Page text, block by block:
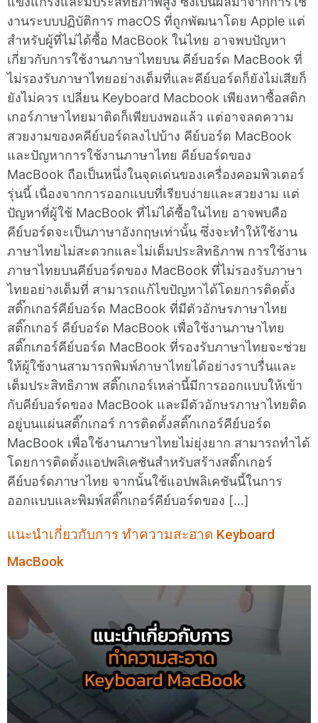
งานระบบปฏิบัติการ macOS ที่ถูกพัฒนาโดย Apple แต่
สำหรับผู้ที่ไม่ได้ซื้อ MacBook ในไทย อาจพบปัญหา
เกี่ยวกับการใช้งานภาษาไทยบน คีย์บอร์ด MacBook ที่
ไม่รองรับภาษาไทยอย่างเต็มที่และคีย์บอร์ดก็ยังไม่เสียก็
ยังไม่ควร เปลี่ยน Keyboard Macbook เพียงหาซื้อสติก
เกอร์ภาษาไทยมาติดก็เพียบงพอแล้ว แต่อาจลดความ
สวยงามของคคีย์บอร์ดลงไปบ้าง คีย์บอร์ด MacBook
และปัญหาการใช้งานภาษาไทย คีย์บอร์ดของ
MacBook ถือเป็นหนึ่งในจุดเด่นของเครื่องคอมพิวเตอร์
รุ่นนี้ เนื่องจากการออกแบบที่เรียบง่ายและสวยงาม แต่
ปัญหาที่ผู้ใช้ MacBook ที่ไม่ได้ซื้อในไทย อาจพบคือ
คีย์บอร์ดจะเป็นภาษาอังกฤษเท่านั้น ซึ่งจะทำให้ใช้งาน
ภาษาไทยไม่สะดวกและไม่เต็มประสิทธิภาพ การใช้งาน
ภาษาไทยบนคีย์บอร์ดของ MacBook ที่ไม่รองรับภาษา
ไทยอย่างเต็มที่ สามารถแก้ไขปัญหาได้โดยการติดตั้ง
สติ๊กเกอร์คีย์บอร์ด MacBook ที่มีตัวอักษรภาษาไทย
สติ๊กเกอร์ คีย์บอร์ด MacBook เพื่อใช้งานภาษาไทย
สติ๊กเกอร์คีย์บอร์ด MacBook ที่รองรับภาษาไทยจะช่วย
ให้ผู้ใช้งานสามารถพิมพ์ภาษาไทยได้อย่างราบรื่นและ
เต็มประสิทธิภาพ สติ๊กเกอร์เหล่านี้มีการออกแบบให้เข้า
กับคีย์บอร์ดของ MacBook และมีตัวอักษรภาษาไทยติด
อยู่บนแผ่นสติ๊กเกอร์ การติดตั้งสติ๊กเกอร์คีย์บอร์ด
MacBook เพื่อใช้งานภาษาไทยไม่ยุ่งยาก สามารถทำได้
โดยการติดตั้งแอปพลิเคชันสำหรับสร้างสติ๊กเกอร์
คีย์บอร์ดภาษาไทย จากนั้นใช้แอปพลิเคชันนี้ในการ
ออกแบบและพิมพ์สติ๊กเกอร์คีย์บอร์ดของ […]
แนะนำเกี่ยวกับการ ทำความสะอาด Keyboard
MacBook